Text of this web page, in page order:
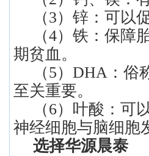
（3）锌：可以
（4）铁：保障
期贫血。
（5）DHA：
至关重要。
（6）叶酸：可
神经细胞与脑细胞
选择华源晨泰